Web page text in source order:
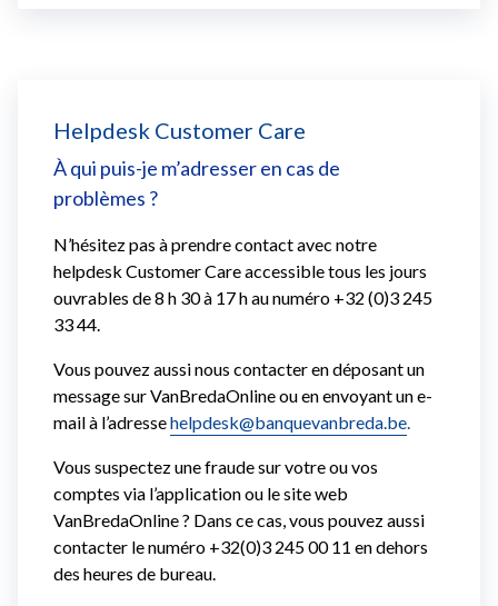
Helpdesk Customer Care
À qui puis-je m’adresser en cas de
problèmes ?
N’hésitez pas à prendre contact avec notre
helpdesk Customer Care accessible tous les jours
ouvrables de 8 h 30 à 17 h au numéro +32 (0)3 245
33 44.
Vous pouvez aussi nous contacter en déposant un
message sur VanBredaOnline ou en envoyant un e-
mail à l’adressehelpdesk@banquevanbreda.be.
Vous suspectez une fraude sur votre ou vos
comptes via l’application ou le site web
VanBredaOnline ? Dans ce cas, vous pouvez aussi
contacter le numéro +32(0)3 245 00 11 en dehors
des heures de bureau.